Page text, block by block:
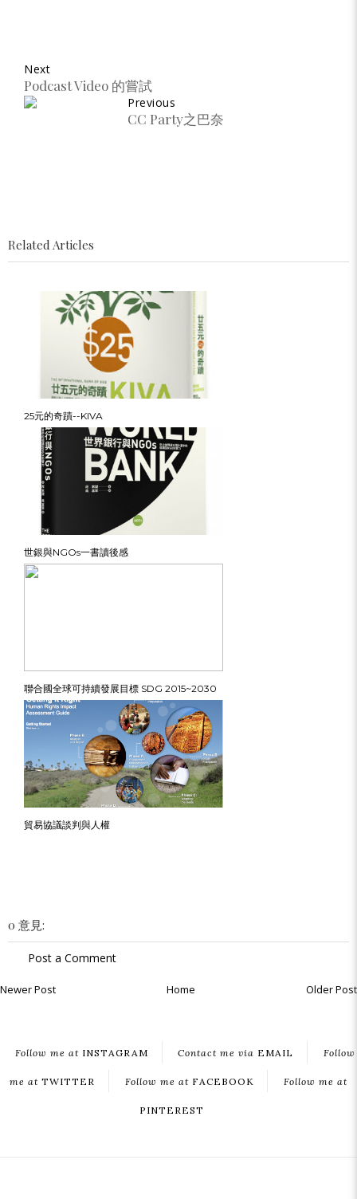
Next
Podcast Video 的嘗試
Previous
CC Party之巴奈
Related Articles
25元的奇蹟--KIVA
世銀與NGOs一書讀後感
聯合國全球可持續發展目標 SDG 2015~2030
貿易協議談判與人權
0 意見:
Post a Comment
Newer Post Older Post
Home
Follow me atINSTAGRAM Contact me via EMAIL Follow
me atTWITTER Follow me atFACEBOOK Follow me at
PINTEREST